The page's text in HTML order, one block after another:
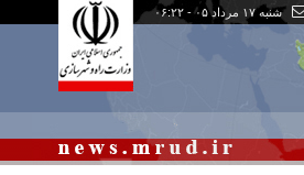
شنبه ۱۷ مرداد ۰۵ - ۰۶:۲۲